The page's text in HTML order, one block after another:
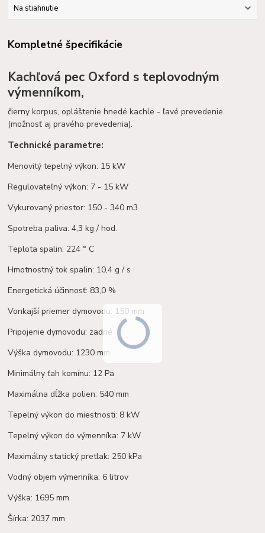
Na stiahnutie
Kompletné špecifikácie
Kachľová pec Oxford s teplovodným
výmenníkom,
čierny korpus, opláštenie hnedé kachle - ľavé prevedenie
(možnosť aj pravého prevedenia).
Technické parametre:
Menovitý tepelný výkon: 15 kW
Regulovateľný výkon: 7 - 15 kW
Vykurovaný priestor: 150 - 340 m3
Spotreba paliva: 4,3 kg / hod.
Teplota spalin: 224 ° C
Hmotnostný tok spalin: 10,4 g / s
Energetická účinnosť: 83,0 %
Vonkajší priemer dymovodu: 150 mm
Pripojenie dymovodu: zadné
Výška dymovodu: 1230 mm
Minimálny ťah komínu: 12 Pa
Maximálna dĺžka polien: 540 mm
Tepelný výkon do miestnosti: 8 kW
Tepelný výkon do výmenníka: 7 kW
Maximálny statický pretlak: 250 kPa
Vodný objem výmenníka: 6 litrov
Výška: 1695 mm
Šírka: 2037 mm